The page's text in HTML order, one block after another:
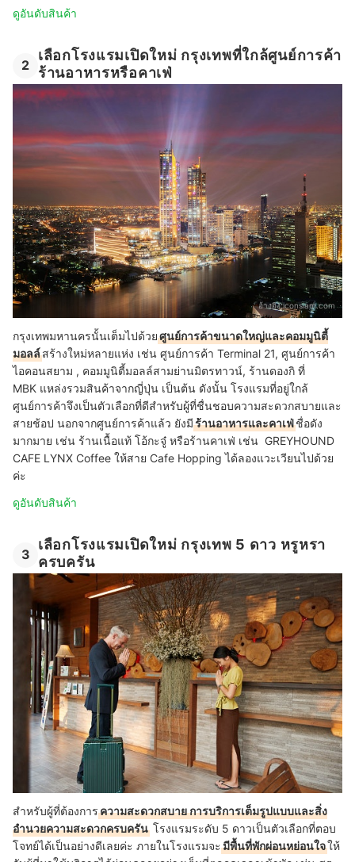
ดูอันดับสินค้า
2
เลือกโรงแรมเปิดใหม่ กรุงเทพที่ใกล้ศูนย์การค้า
ร้านอาหารหรือคาเฟ่
อ้างอิง:iconsiam.com
กรุงเทพมหานครนั้นเต็มไปด้วยศูนย์การค้าขนาดใหญ่และคอมมูนิตี้
มอลล์สร้างใหม่หลายแห่ง เช่น ศูนย์การค้า Terminal 21, ศูนย์การค้า
ไอคอนสยาม , คอมมูนิตี้มอลล์สามย่านมิตรทาวน์, ร้านดองกิ ที่
MBK แหล่งรวมสินค้าจากญี่ปุ่น เป็นต้น ดังนั้น โรงแรมที่อยู่ใกล้
ศูนย์การค้าจึงเป็นตัวเลือกที่ดีสำหรับผู้ที่ชื่นชอบความสะดวกสบายและ
สายช้อป นอกจากศูนย์การค้าแล้ว ยังมีร้านอาหารและคาเฟ่ชื่อดัง
มากมาย เช่น ร้านเนื้อแท้ โอ้กะจู๋ หรือร้านคาเฟ่ เช่น GREYHOUND
CAFE LYNX Coffee ให้สาย Cafe Hopping ได้ลองแวะเวียนไปด้วย
ค่ะ
ดูอันดับสินค้า
3
เลือกโรงแรมเปิดใหม่ กรุงเทพ 5 ดาว หรูหรา
ครบครัน
สำหรับผู้ที่ต้องการความสะดวกสบาย การบริการเต็มรูปแบบและสิ่ง
อำนวยความสะดวกครบครัน โรงแรมระดับ 5 ดาวเป็นตัวเลือกที่ตอบ
โจทย์ได้เป็นอย่างดีเลยค่ะ ภายในโรงแรมจะมีพื้นที่พักผ่อนหย่อนใจให้